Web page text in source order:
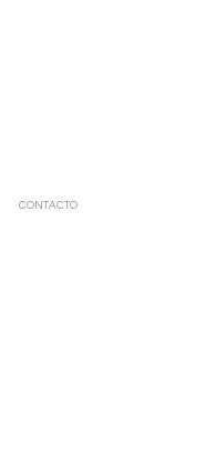
CONTACTO